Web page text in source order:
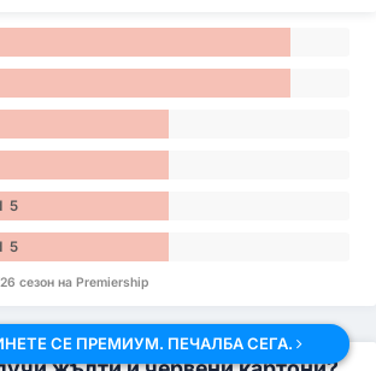
5
5
сезон на Premiership
СЕ ПРЕМИУМ. ПЕЧАЛБА СЕГА.